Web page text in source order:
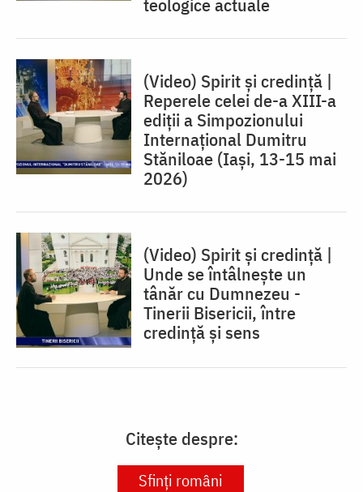
(Video) Spirit și credință |
Reperele celei de-a XIII-a
ediții a Simpozionului
Internațional Dumitru
Stăniloae (Iaşi, 13-15 mai
2026)
(Video) Spirit și credință |
Unde se întâlnește un
tânăr cu Dumnezeu -
Tinerii Bisericii, între
credinţă şi sens
Citește despre:
Sfinți români